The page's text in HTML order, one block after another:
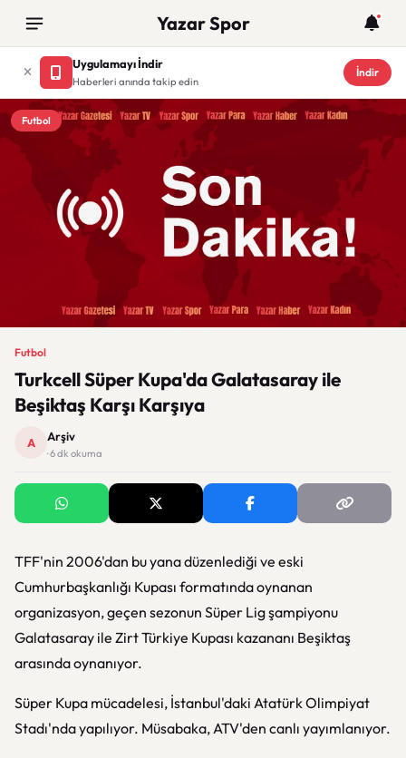
Yazar Spor
Uygulamayı İndir
Haberleri anında takip edin
İndir
Futbol
Futbol
Turkcell Süper Kupa'da Galatasaray ile
Beşiktaş Karşı Karşıya
A Arşiv
· 6 dk okuma
TFF'nin 2006'dan bu yana düzenlediği ve eski
Cumhurbaşkanlığı Kupası formatında oynanan
organizasyon, geçen sezonun Süper Lig şampiyonu
Galatasaray ile Zirt Türkiye Kupası kazananı Beşiktaş
arasında oynanıyor.
Süper Kupa mücadelesi, İstanbul'daki Atatürk Olimpiyat
Stadı'nda yapılıyor. Müsabaka, ATV'den canlı yayımlanıyor.